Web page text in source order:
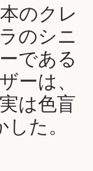
のクレ
のシニ
である
ーは、
は色盲
た。